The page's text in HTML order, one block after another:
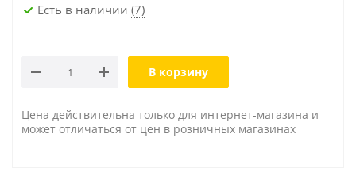
Есть в наличии (7)
В корзину
Цена действительна только для интернет-магазина и
может отличаться от цен в розничных магазинах